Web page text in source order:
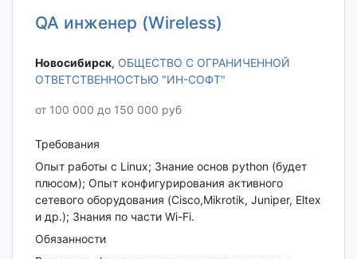
QA инженер (Wireless)
Новосибирск‎, ОБЩЕСТВО С ОГРАНИЧЕННОЙ
ОТВЕТСТВЕННОСТЬЮ "ИН-СОФТ"
от 100 000 до 150 000 руб
Требования
Опыт работы с Linux; Знание основ python (будет
плюсом); Опыт конфигурирования активного
сетевого оборудования (Cisco,Mikrotik, Juniper, Eltex
и др.); Знания по части Wi-Fi.
Обязанности